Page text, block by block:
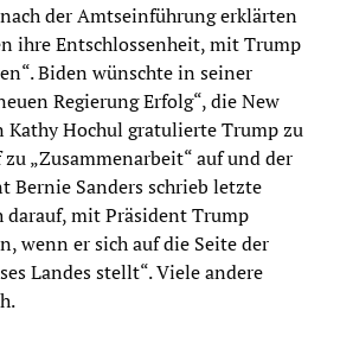
der Amtseinführung erklärten
ihre Entschlossenheit, mit Trump
Biden wünschte in seiner
Regierung Erfolg“, die New
Kathy Hochul gratulierte Trump zu
„Zusammenarbeit“ auf und der
Bernie Sanders schrieb letzte
darauf, mit Präsident Trump
wenn er sich auf die Seite der
Landes stellt“. Viele andere